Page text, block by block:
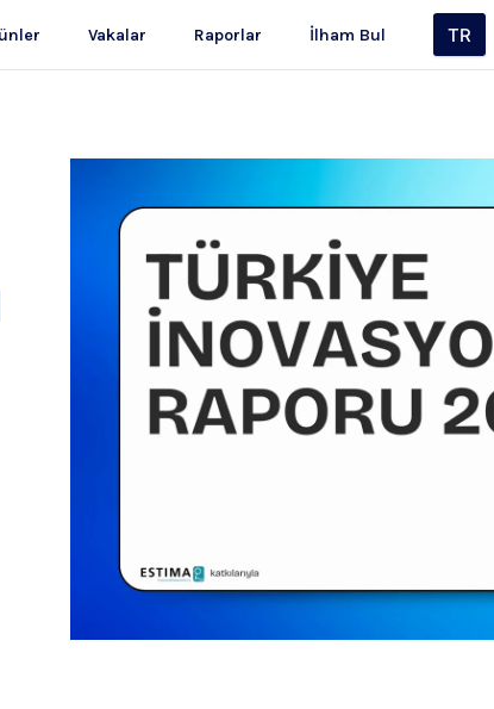
Vakalar Raporlar İlham Bul TR